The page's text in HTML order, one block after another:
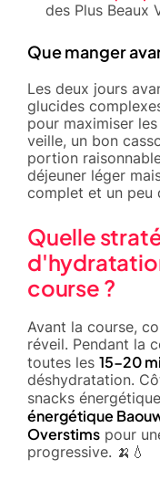
des Plus Beaux
Que manger
Les deux jours
glucides
pour maximiser
veille, un bon
portion
déjeuner léger
complet et un peu
Quelle
course ?
Avant la course,
réveil. Pendant la
toutes les 15-20
déshydratation.
snacks
énergétique
Overstims pour
progressive. 🍌💧